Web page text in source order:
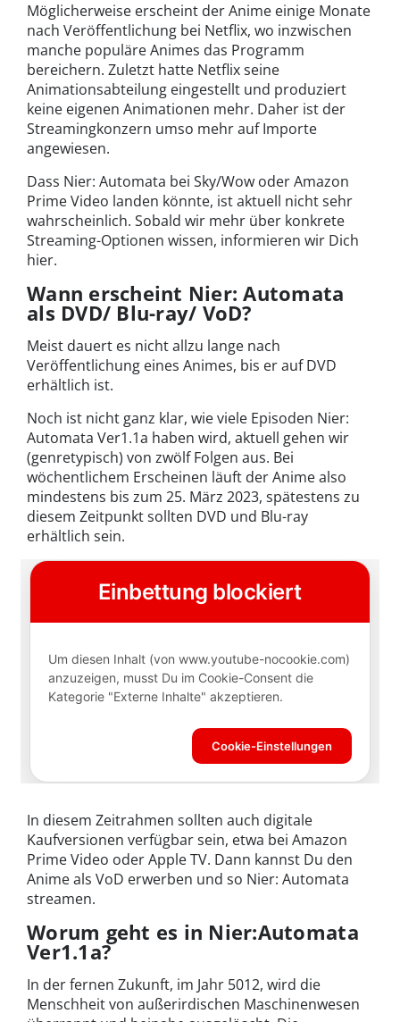
Möglicherweise erscheint der Anime einige Monate
nach Veröffentlichung bei Netflix, wo inzwischen
manche populäre Animes das Programm
bereichern. Zuletzt hatte Netflix seine
Animationsabteilung eingestellt und produziert
keine eigenen Animationen mehr. Daher ist der
Streamingkonzern umso mehr auf Importe
angewiesen.
Dass Nier: Automata bei Sky/Wow oder Amazon
Prime Video landen könnte, ist aktuell nicht sehr
wahrscheinlich. Sobald wir mehr über konkrete
Streaming-Optionen wissen, informieren wir Dich
hier.
Wann erscheint Nier: Automata
als DVD/ Blu-ray/ VoD?
Meist dauert es nicht allzu lange nach
Veröffentlichung eines Animes, bis er auf DVD
erhältlich ist.
Noch ist nicht ganz klar, wie viele Episoden Nier:
Automata Ver1.1a haben wird, aktuell gehen wir
(genretypisch) von zwölf Folgen aus. Bei
wöchentlichem Erscheinen läuft der Anime also
mindestens bis zum 25. März 2023, spätestens zu
diesem Zeitpunkt sollten DVD und Blu-ray
erhältlich sein.
In diesem Zeitrahmen sollten auch digitale
Kaufversionen verfügbar sein, etwa bei Amazon
Prime Video oder Apple TV. Dann kannst Du den
Anime als VoD erwerben und so Nier: Automata
streamen.
Worum geht es in Nier:Automata
Ver1.1a?
In der fernen Zukunft, im Jahr 5012, wird die
Menschheit von außerirdischen Maschinenwesen